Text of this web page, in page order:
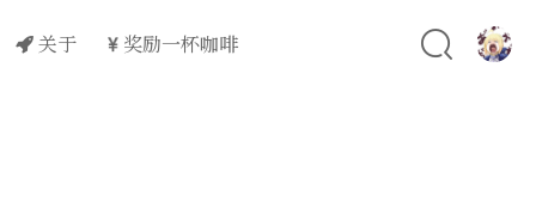
关于 奖励一杯咖啡